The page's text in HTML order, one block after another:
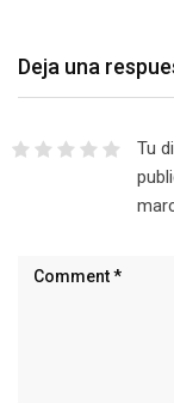
Deja una
Tu